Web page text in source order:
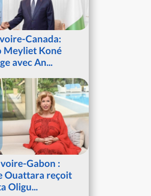
Canada:
Meyliet Koné
avec An...
Gabon :
Ouattara reçoit
Oligu...